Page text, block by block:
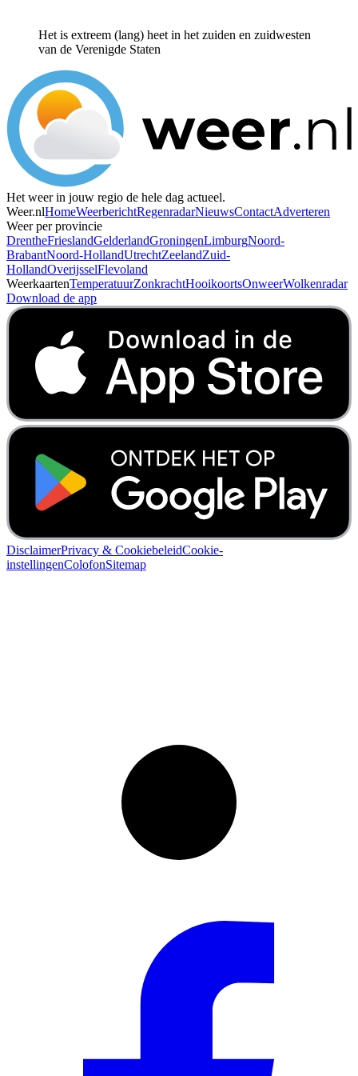
Het is extreem (lang) heet in het zuiden en zuidwesten
van de Verenigde Staten
Het weer in jouw regio de hele dag actueel.
Weer.nlHomeWeerberichtRegenradarNieuwsContactAdverteren
Weer per provincie
DrentheFrieslandGelderlandGroningenLimburgNoord-
BrabantNoord-HollandUtrechtZeelandZuid-
HollandOverijsselFlevoland
WeerkaartenTemperatuurZonkrachtHooikoortsOnweerWolkenradar
Download de app
DisclaimerPrivacy & CookiebeleidCookie-
instellingenColofonSitemap